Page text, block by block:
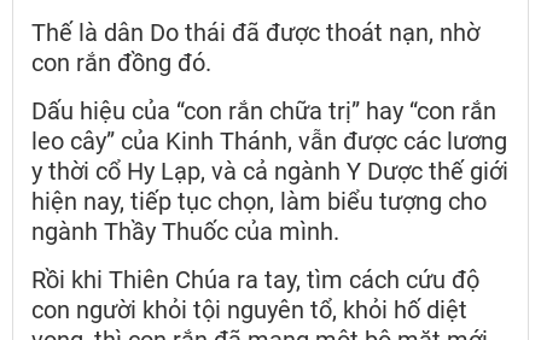
Thế là dân Do thái đã được thoát nạn, nhờ
con rắn đồng đó.
Dấu hiệu của “con rắn chữa trị” hay “con rắn
leo cây” của Kinh Thánh, vẫn được các lương
y thời cổ Hy Lạp, và cả ngành Y Dược thế giới
hiện nay, tiếp tục chọn, làm biểu tượng cho
ngành Thầy Thuốc của mình.
Rồi khi Thiên Chúa ra tay, tìm cách cứu độ
con người khỏi tội nguyên tổ, khỏi hố diệt